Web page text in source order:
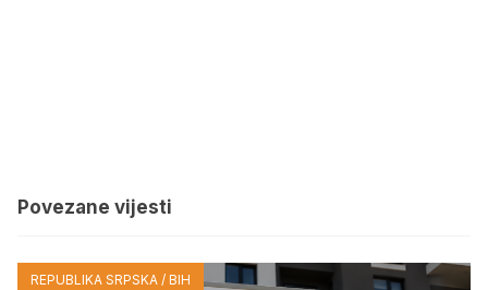
Povezane vijesti
REPUBLIKA SRPSKA / BIH